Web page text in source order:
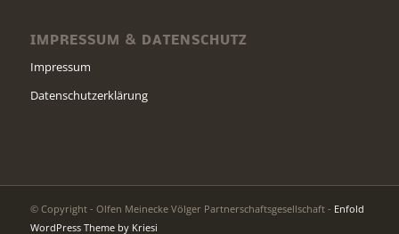
IMPRESSUM & DATENSCHUTZ
Impressum
Datenschutzerklärung
© Copyright - Olfen Meinecke Völger Partnerschaftsgesellschaft - Enfold
WordPress Theme by Kriesi